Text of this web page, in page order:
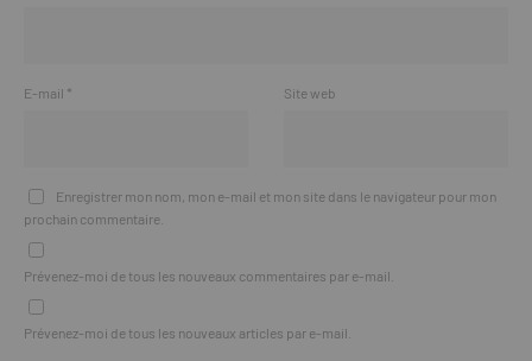
E-mail * Site web
Enregistrer mon nom, mon e-mail et mon site dans le navigateur pour mon
prochain commentaire.
Prévenez-moi de tous les nouveaux commentaires par e-mail.
Prévenez-moi de tous les nouveaux articles par e-mail.